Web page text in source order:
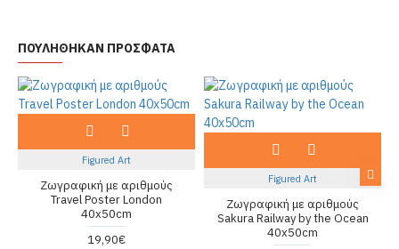
ΠΟΥΛΗΘΗΚΑΝ ΠΡΟΣΦΑΤΑ
Figured Art
Ζωγραφική με αριθμούς
Travel Poster London
40x50cm
19,90€
Figured Art
Ζωγραφική με αριθμούς
Sakura Railway by the Ocean
40x50cm